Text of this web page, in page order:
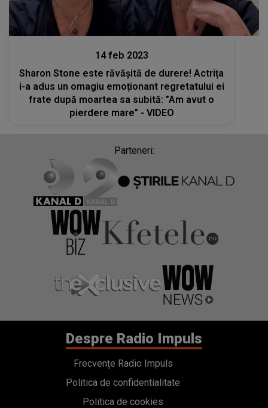
Stiri mondene
14 feb 2023
Sharon Stone este răvășită de durere! Actrița
i-a adus un omagiu emoționant regretatului ei
frate după moartea sa subită: ”Am avut o
pierdere mare” - VIDEO
Parteneri:
Despre Radio Impuls
Frecvențe Radio Impuls
Politica de confidentialitate
Politica de cookies